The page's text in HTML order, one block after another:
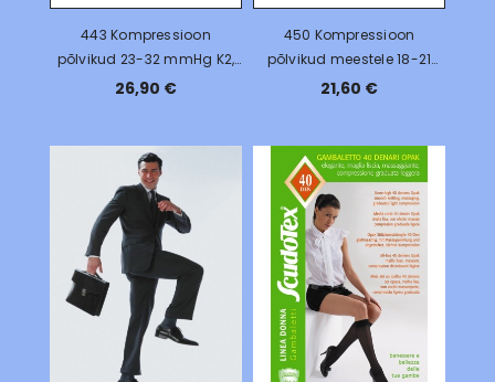
443 Kompressioon
põlvikud 23-32 mmHg K2,
mikrofiiber
26,90 €
450 Kompressioon
põlvikud meestele 18-21
mmHg, 280 DEN
21,60 €